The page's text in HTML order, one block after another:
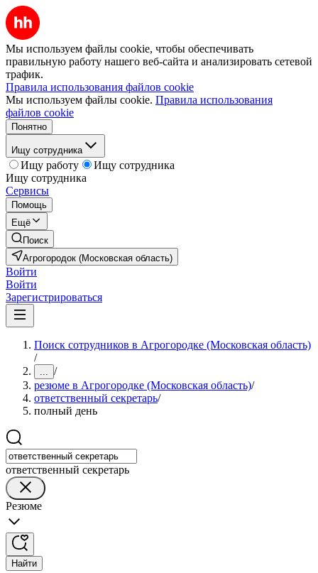
Мы используем файлы cookie, чтобы обеспечивать
правильную работу нашего веб-сайта и анализировать сетевой
трафик.
Правила использования файлов cookie
Мы используем файлы cookie. Правила использования
файлов cookie
Понятно
Ищу сотрудника
Ищу работу
Ищу сотрудника
Ищу сотрудника
Сервисы
Помощь
Ещё
Поиск
Агрогородок (Московская область)
Войти
Войти
Зарегистрироваться
Поиск сотрудников в Агрогородке (Московская область)
/
... /
резюме в Агрогородке (Московская область)/
ответственный секретарь/
полный день
ответственный секретарь
Резюме
Найти